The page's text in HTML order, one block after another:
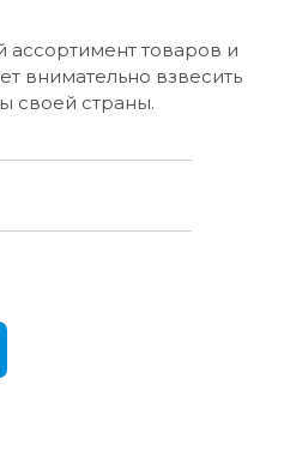
товаров и
внимательно взвесить
своей страны.